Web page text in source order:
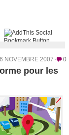
NOVEMBRE 2007 0
pour les